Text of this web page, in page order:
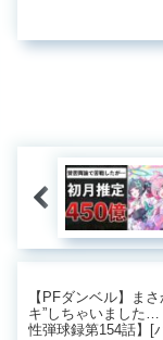
【PFダンベル】ま
キ”しちゃいました
性弾球録第154話】[